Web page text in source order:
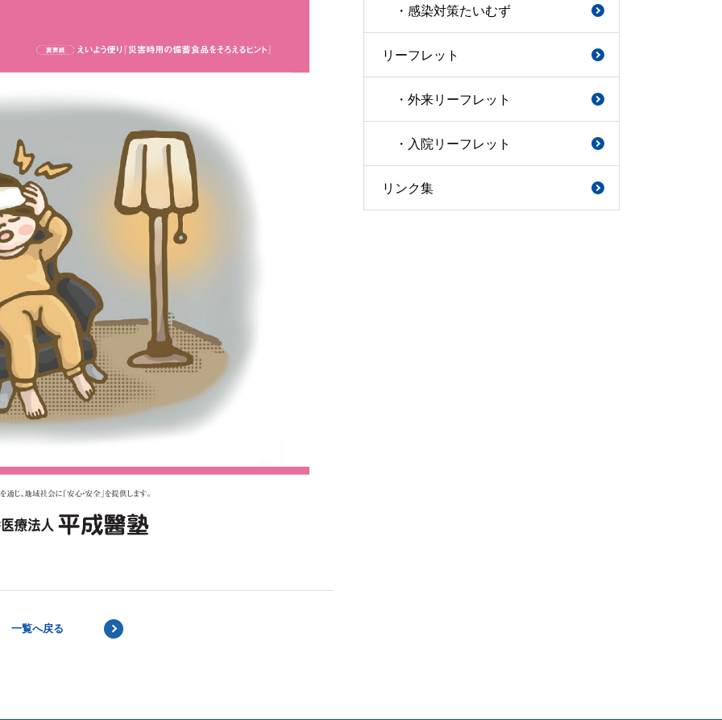
一覧へ戻る NEXT
・感染対策たいむず
リーフレット
・外来リーフレット
・入院リーフレット
リンク集